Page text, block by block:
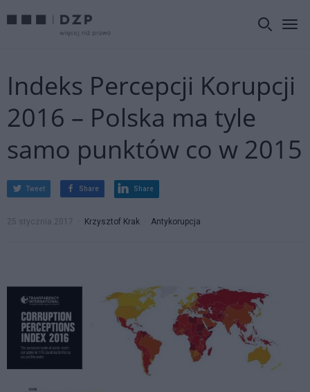
Indeks Percepcji Korupcji
2016 – Polska ma tyle
samo punktów co w 2015
Tweet Share Share
25 stycznia 2017 Krzysztof Krak Antykorupcja